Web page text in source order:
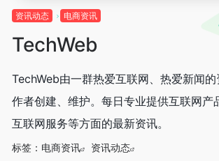
资讯动态 电商资讯
TechWeb
TechWeb由一群热爱互联网、热爱新闻
作者创建、维护。每日专业提供互联网产
互联网服务等方面的最新资讯。
标签： 电商资讯 资讯动态